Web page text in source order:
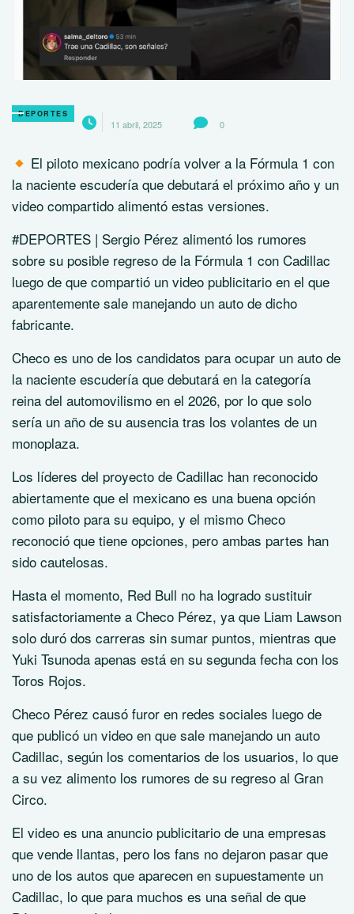
DEPORTES
11 abril, 2025 0
El piloto mexicano podría volver a la Fórmula 1 con
la naciente escudería que debutará el próximo año y un
video compartido alimentó estas versiones.
#DEPORTES | Sergio Pérez alimentó los rumores
sobre su posible regreso de la Fórmula 1 con Cadillac
luego de que compartió un video publicitario en el que
aparentemente sale manejando un auto de dicho
fabricante.
Checo es uno de los candidatos para ocupar un auto de
la naciente escudería que debutará en la categoría
reina del automovilismo en el 2026, por lo que solo
sería un año de su ausencia tras los volantes de un
monoplaza.
Los líderes del proyecto de Cadillac han reconocido
abiertamente que el mexicano es una buena opción
como piloto para su equipo, y el mismo Checo
reconoció que tiene opciones, pero ambas partes han
sido cautelosas.
Hasta el momento, Red Bull no ha logrado sustituir
satisfactoriamente a Checo Pérez, ya que Liam Lawson
solo duró dos carreras sin sumar puntos, mientras que
Yuki Tsunoda apenas está en su segunda fecha con los
Toros Rojos.
Checo Pérez causó furor en redes sociales luego de
que publicó un video en que sale manejando un auto
Cadillac, según los comentarios de los usuarios, lo que
a su vez alimento los rumores de su regreso al Gran
Circo.
El video es una anuncio publicitario de una empresas
que vende llantas, pero los fans no dejaron pasar que
uno de los autos que aparecen en supuestamente un
Cadillac, lo que para muchos es una señal de que